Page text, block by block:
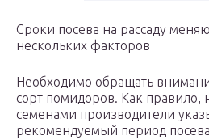
Сроки посева на рассаду
нескольких факторов
Необходимо обращать
сорт помидоров. Как правило,
семенами производители
рекомендуемый период посева